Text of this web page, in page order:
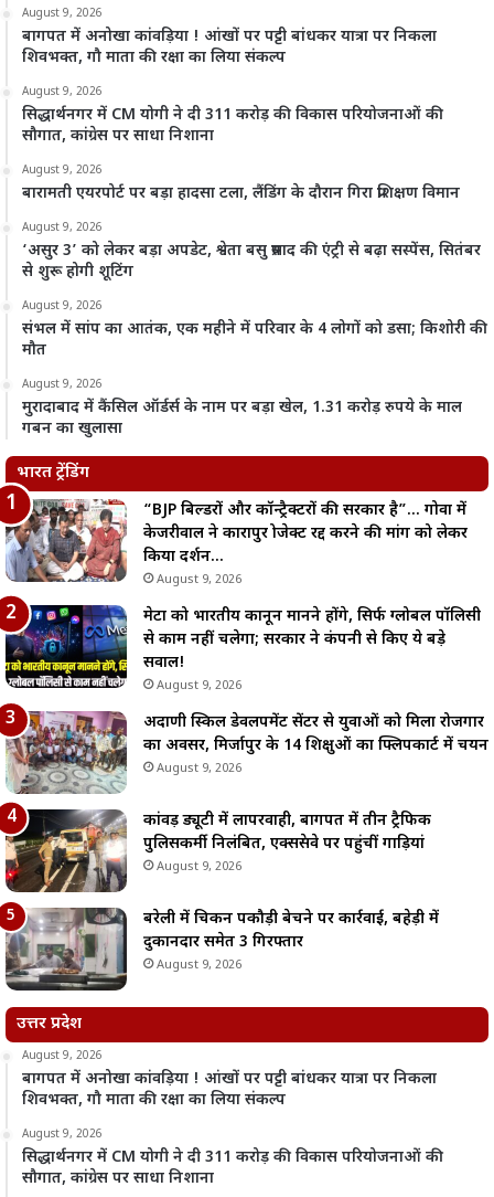
August 9, 2026
बागपत में अनोखा कांवड़िया ! आंखों पर पट्टी बांधकर यात्रा पर निकला
शिवभक्त, गौ माता की रक्षा का लिया संकल्प
August 9, 2026
सिद्धार्थनगर में CM योगी ने दी 311 करोड़ की विकास परियोजनाओं की
सौगात, कांग्रेस पर साधा निशाना
August 9, 2026
बारामती एयरपोर्ट पर बड़ा हादसा टला, लैंडिंग के दौरान गिरा प्रशिक्षण विमान
August 9, 2026
‘असुर 3’ को लेकर बड़ा अपडेट, श्वेता बसु प्रसाद की एंट्री से बढ़ा सस्पेंस, सितंबर
से शुरू होगी शूटिंग
August 9, 2026
संभल में सांप का आतंक, एक महीने में परिवार के 4 लोगों को डसा; किशोरी की
मौत
August 9, 2026
मुरादाबाद में कैंसिल ऑर्डर्स के नाम पर बड़ा खेल, 1.31 करोड़ रुपये के माल
गबन का खुलासा
भारत ट्रेंडिंग
“BJP बिल्डरों और कॉन्ट्रैक्टरों की सरकार है”… गोवा में
केजरीवाल ने कारापुर प्रोजेक्ट रद्द करने की मांग को लेकर
किया प्रदर्शन…
August 9, 2026
मेटा को भारतीय कानून मानने होंगे, सिर्फ ग्लोबल पॉलिसी
से काम नहीं चलेगा; सरकार ने कंपनी से किए ये बड़े
सवाल!
August 9, 2026
अदाणी स्किल डेवलपमेंट सेंटर से युवाओं को मिला रोजगार
का अवसर, मिर्जापुर के 14 प्रशिक्षुओं का फ्लिपकार्ट में चयन
August 9, 2026
कांवड़ ड्यूटी में लापरवाही, बागपत में तीन ट्रैफिक
पुलिसकर्मी निलंबित, एक्सप्रेसवे पर पहुंचीं गाड़ियां
August 9, 2026
बरेली में चिकन पकौड़ी बेचने पर कार्रवाई, बहेड़ी में
दुकानदार समेत 3 गिरफ्तार
August 9, 2026
उत्तर प्रदेश
August 9, 2026
बागपत में अनोखा कांवड़िया ! आंखों पर पट्टी बांधकर यात्रा पर निकला
शिवभक्त, गौ माता की रक्षा का लिया संकल्प
August 9, 2026
सिद्धार्थनगर में CM योगी ने दी 311 करोड़ की विकास परियोजनाओं की
सौगात, कांग्रेस पर साधा निशाना